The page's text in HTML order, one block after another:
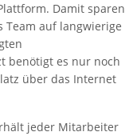
Damit sparen
Team auf langwierige
benötigt es nur noch
über das Internet
jeder Mitarbeiter